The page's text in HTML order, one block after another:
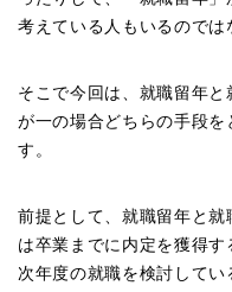
考えている人もいるのでは
そこで今回は、就職留年
が一の場合どちらの手段
す。
前提として、就職留年と
は卒業までに内定を獲得
次年度の就職を検討して